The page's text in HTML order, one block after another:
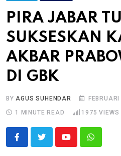
PIRA JABAR
SUKSESKAN
AKBAR
DI GBK
BYAGUS SUHENDAR
1 MINUTE READ
1975 VIEWS
YoutubeWhatsapp